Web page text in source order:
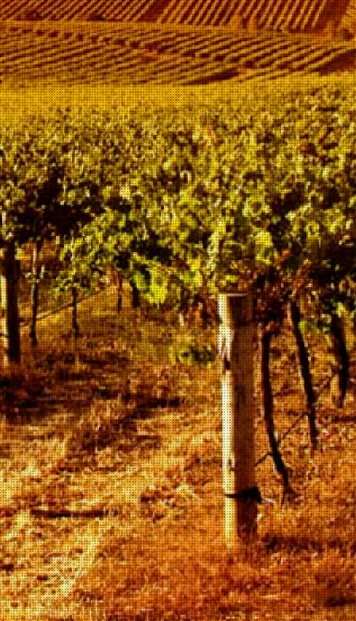
Informatie
Hartelijk dank voor het bezoeken van onze website
Aangenaam kennis met u te maken, mijn naam is Jan Dekker
handelend onder de naam Vino Panini in Vriezenveen.
Het wijnimport bedrijf is samen met mijn gezin ontstaan
vanuit mijn hobby. Eerst gewerkt te hebben voor een
plaatselijke wijnimport bedrijf, nadat deze verhuisde naar een
locatie buiten Vriezenveen, heb ik besloten om mijn hobby als
zelfstandige in 2013 te starten!
Lees meer over ons
Onze wijnen
Bekijk hier ons grote aanbod van verschillende wijnen! Wij
importeren vanuit Duitsland, Spanje en Italië. Van heerlijke
rode wijnen tot een frisse prosecco, wij hebben het allemaal.
Ook kunt u hier al onze wijnen online bestellen!